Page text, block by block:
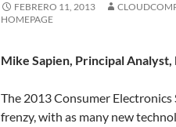
FEBRERO 11, 2013
HOMEPAGE
Mike Sapien, Principal
The 2013 Consumer Electronics
frenzy, with as many new